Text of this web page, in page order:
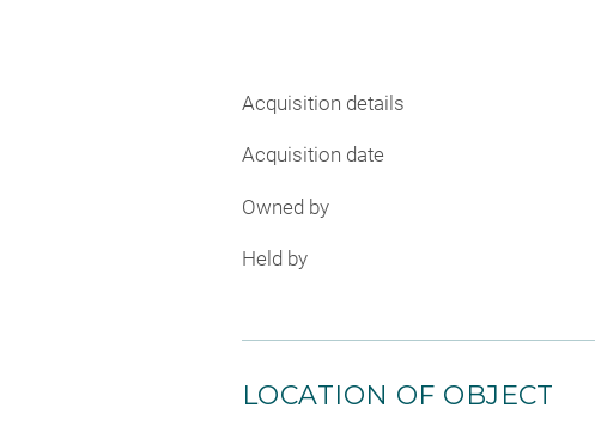
Acquisition details
Acquisition date
Owned by
Held by
LOCATION OF OBJECT